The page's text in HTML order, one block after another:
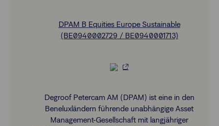
DPAM B Equities Europe Sustainable
(BE0940002729 / BE0940001713)
Degroof Petercam AM (DPAM) ist eine in den
Beneluxländern führende unabhängige Asset
Management-Gesellschaft mit langjähriger